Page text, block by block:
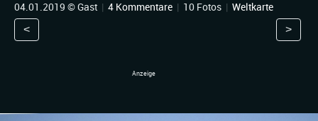
04.01.2019 © Gast | 4 Kommentare | 10 Fotos | Weltkarte
< >